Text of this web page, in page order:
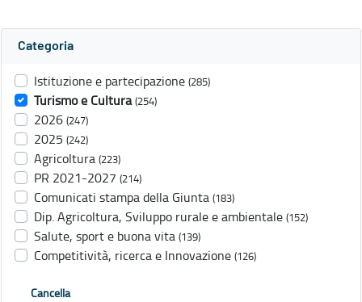
Categoria
Istituzione e partecipazione (285)
Turismo e Cultura (254)
2026 (247)
2025 (242)
Agricoltura (223)
PR 2021-2027 (214)
Comunicati stampa della Giunta (183)
Dip. Agricoltura, Sviluppo rurale e ambientale (152)
Salute, sport e buona vita (139)
Competitività, ricerca e Innovazione (126)
Cancella